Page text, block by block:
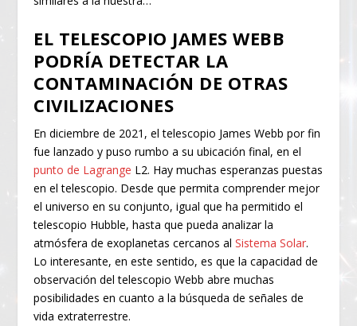
EL TELESCOPIO JAMES WEBB
PODRÍA DETECTAR LA
CONTAMINACIÓN DE OTRAS
CIVILIZACIONES
En diciembre de 2021, el telescopio James Webb por fin
fue lanzado y puso rumbo a su ubicación final, en el
punto de Lagrange L2. Hay muchas esperanzas puestas
en el telescopio. Desde que permita comprender mejor
el universo en su conjunto, igual que ha permitido el
telescopio Hubble, hasta que pueda analizar la
atmósfera de exoplanetas cercanos alSistema Solar.
Lo interesante, en este sentido, es que la capacidad de
observación del telescopio Webb abre muchas
posibilidades en cuanto a la búsqueda de señales de
vida extraterrestre.